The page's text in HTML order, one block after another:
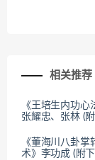
相关推荐
《王培生内功心
张耀忠、张林 (
《董海川八卦掌
术》李功成 (附